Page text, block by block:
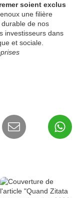
soient exclus
une filière
de nos
investisseurs dans
et sociale.